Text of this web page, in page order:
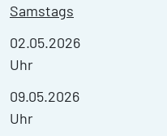
Samstags
02.05.2026
Uhr
09.05.2026
Uhr